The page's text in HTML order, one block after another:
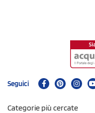
Seguici
Categorie più cercate